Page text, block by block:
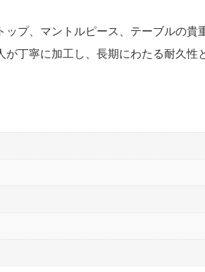
プ、マントルピース、テーブルの貴
丁寧に加工し、長期にわたる耐久性